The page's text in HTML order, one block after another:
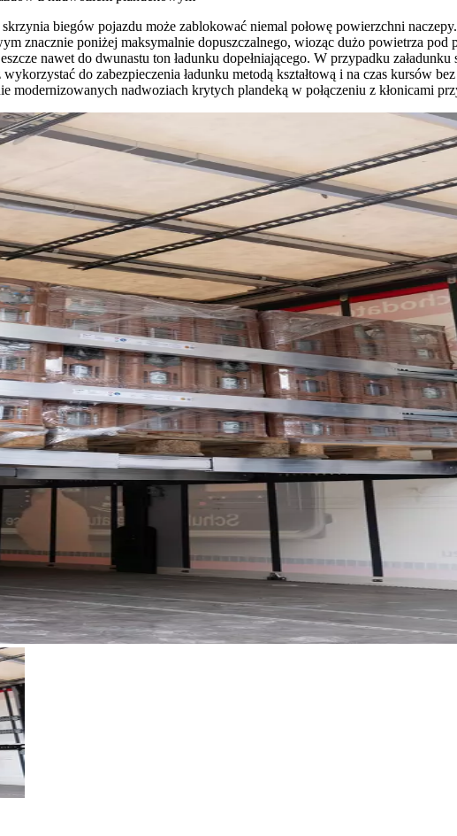
biegów pojazdu może zablokować niemal połowę powierzchni
znacznie poniżej maksymalnie dopuszczalnego, wioząc dużo powietrza
nawet do dwunastu ton ładunku dopełniającego. W przypadku
do zabezpieczenia ładunku metodą kształtową i na czas kursów
nadwoziach krytych plandeką w połączeniu z kłonicami